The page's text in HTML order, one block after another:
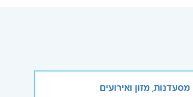
מסעדנות, מזון ואירועים